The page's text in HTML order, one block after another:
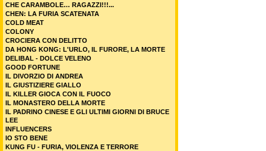
CHE CARAMBOLE… RAGAZZI!!!...
CHEN: LA FURIA SCATENATA
COLD MEAT
COLONY
CROCIERA CON DELITTO
DA HONG KONG: L'URLO, IL FURORE, LA MORTE
DELIBAL - DOLCE VELENO
GOOD FORTUNE
IL DIVORZIO DI ANDREA
IL GIUSTIZIERE GIALLO
IL KILLER GIOCA CON IL FUOCO
IL MONASTERO DELLA MORTE
IL PADRINO CINESE E GLI ULTIMI GIORNI DI BRUCE
LEE
INFLUENCERS
IO STO BENE
KUNG FU - FURIA, VIOLENZA E TERRORE